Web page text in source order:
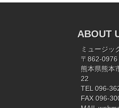
ABOUT
ミュージッ
〒862-0976
熊本県熊本
22
TEL 096-
FAX 096-